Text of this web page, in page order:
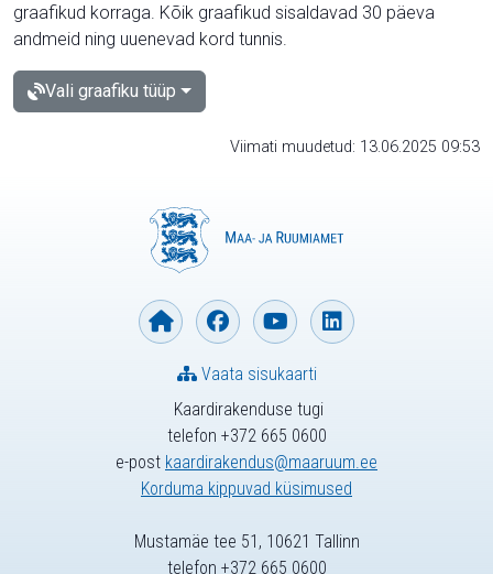
graafikud korraga. Kõik graafikud sisaldavad 30 päeva
andmeid ning uuenevad kord tunnis.
Vali graafiku tüüp
Viimati muudetud: 13.06.2025 09:53
Kaardirakenduse tugi
telefon +372 665 0600
e-post kaardirakendus@maaruum.ee
Korduma kippuvad küsimused
Vaata sisukaarti
Mustamäe tee 51, 10621 Tallinn
telefon +372 665 0600